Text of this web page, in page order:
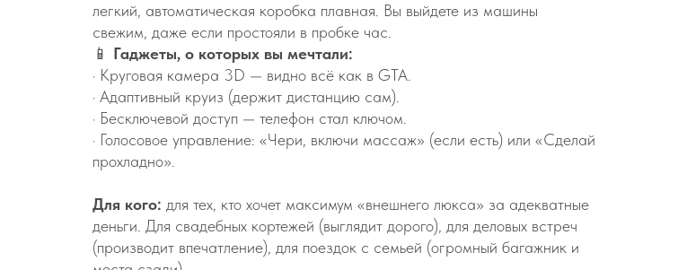
легкий, автоматическая коробка плавная. Вы выйдете из машины
свежим, даже если простояли в пробке час.
📱 Гаджеты, о которых вы мечтали:
· Круговая камера 3D — видно всё как в GTA.
· Адаптивный круиз (держит дистанцию сам).
· Бесключевой доступ — телефон стал ключом.
· Голосовое управление: «Чери, включи массаж» (если есть) или «Сделай
прохладно».
Для кого: для тех, кто хочет максимум «внешнего люкса» за адекватные
деньги. Для свадебных кортежей (выглядит дорого), для деловых встреч
(производит впечатление), для поездок с семьей (огромный багажник и